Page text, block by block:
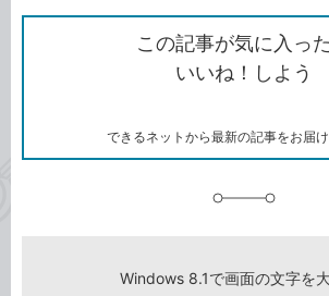
で
シ
ェ
ア
シ
ェ
ア
な
ブ
ッ
ク
ク
この記事が気に入っ
いいね！しよう
できるネットから最新の記事をお届け
Windows 8.1で画面の文字を